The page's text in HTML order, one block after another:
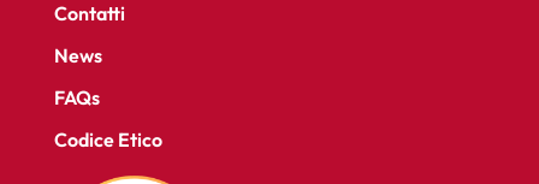
Contatti
News
FAQs
Codice Etico